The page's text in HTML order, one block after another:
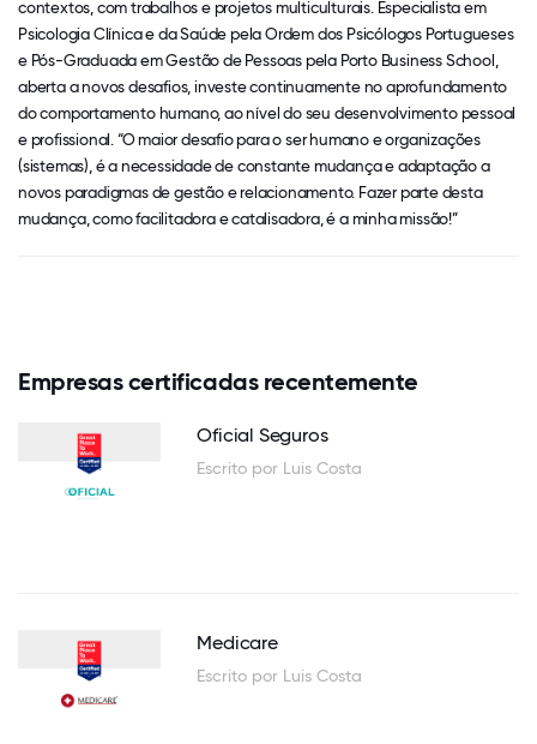
contextos, com trabalhos e projetos multiculturais. Especialista em
Psicologia Clínica e da Saúde pela Ordem dos Psicólogos Portugueses
e Pós-Graduada em Gestão de Pessoas pela Porto Business School,
aberta a novos desafios, investe continuamente no aprofundamento
do comportamento humano, ao nível do seu desenvolvimento pessoal
e profissional. “O maior desafio para o ser humano e organizações
(sistemas), é a necessidade de constante mudança e adaptação a
novos paradigmas de gestão e relacionamento. Fazer parte desta
mudança, como facilitadora e catalisadora, é a minha missão!”
Empresas certificadas recentemente
Oficial Seguros
Escrito por Luis Costa
Medicare
Escrito por Luis Costa